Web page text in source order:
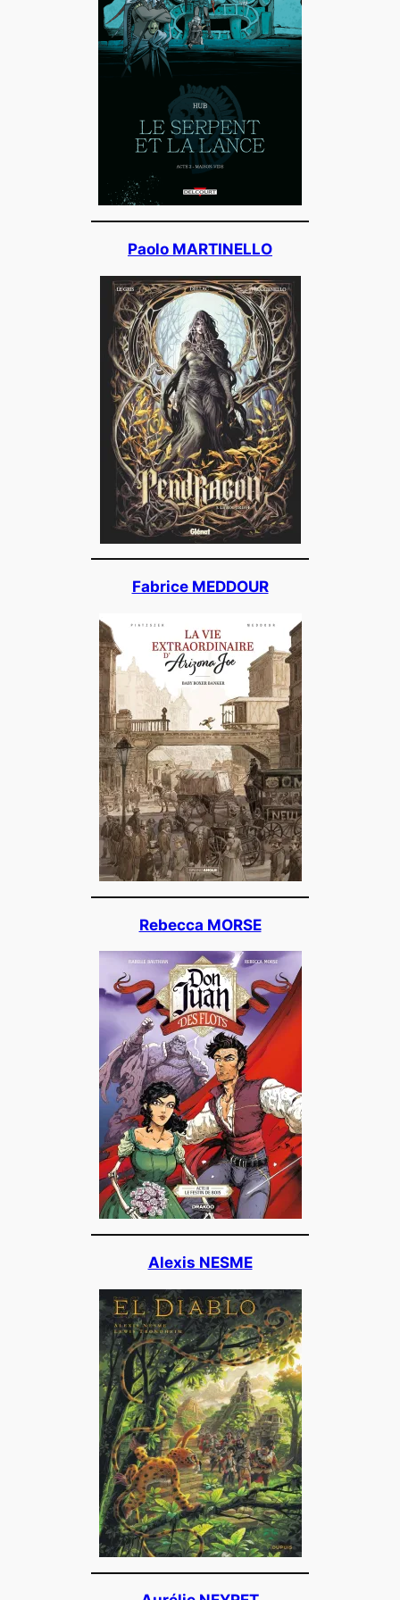
Paolo MARTINELLO
Fabrice MEDDOUR
Rebecca MORSE
Alexis NESME